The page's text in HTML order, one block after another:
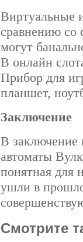
Виртуальные
сравнению со
могут
В онлайн
Прибор для
планшет,
Заключение
В заключение
автоматы
понятная для
ушли в
Смотрите